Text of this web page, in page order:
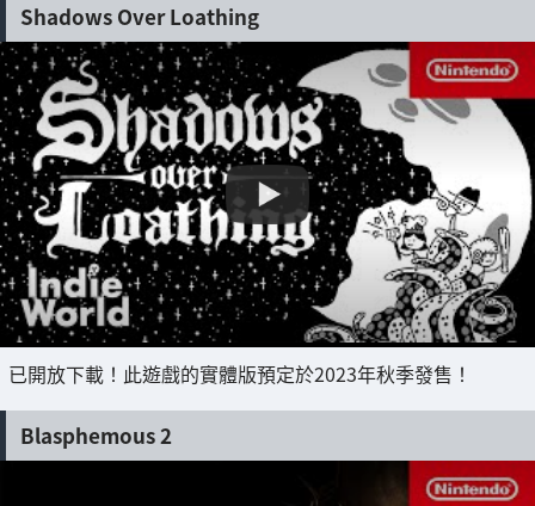
Shadows Over Loathing
已開放下載！此遊戲的實體版預定於2023年秋季發售！
Blasphemous 2